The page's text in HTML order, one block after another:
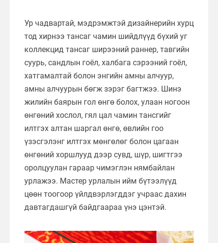
Ур чадвартай, мэдрэмжтэй дизайнерийн хурц
тод хирнээ тансаг чамин шийдлүүд бүхий уг
коллекцид тансаг ширээний раннер, тавгийн
суурь, сандлын гоёл, халбага сэрээний гоёл,
хатгамалтай болон энгийн амны алчуур,
амны алчуурын бөгж зэрэг багтжээ. Шинэ
жилийн баярын гол өнгө болох, улаан ногоон
өнгөний хослол, гял цал чамин тансгийг
илтгэх алтан шаргал өнгө, өвлийн гоо
үзэсгэлэнг илтгэх мөнгөлөг болон цагаан
өнгөний хоршлууд дээр сувд, шүр, шигтгээ
оролцуулан гараар чимэглэн нямбайлан
урлажээ. Мастер урлалын ийм бүтээлүүд
цөөн тоогоор үйлдвэрлэгддэг учраас дахин
давтагдашгүй байдгаараа үнэ цэнтэй.